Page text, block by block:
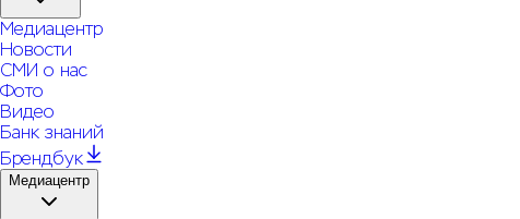
Медиацентр
Новости
СМИ о нас
Фото
Видео
Банк знаний
Брендбук
Медиацентр